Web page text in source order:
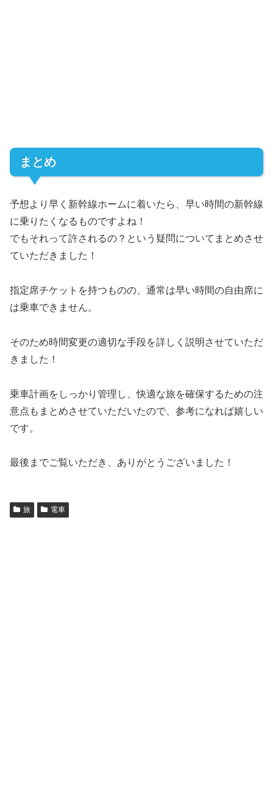
まとめ
予想より早く新幹線ホームに着いたら、早い時間の新幹線
に乗りたくなるものですよね！
でもそれって許されるの？という疑問についてまとめさせ
ていただきました！
指定席チケットを持つものの、通常は早い時間の自由席に
は乗車できません。
そのため時間変更の適切な手段を詳しく説明させていただ
きました！
乗車計画をしっかり管理し、快適な旅を確保するための注
意点もまとめさせていただいたので、参考になれば嬉しい
です。
最後までご覧いただき、ありがとうございました！
旅 電車